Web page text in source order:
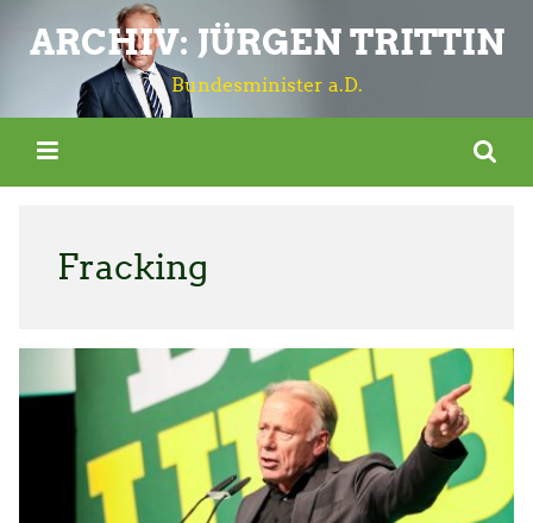
ARCHIV: JÜRGEN TRITTIN
Bundesminister a.D.
Fracking